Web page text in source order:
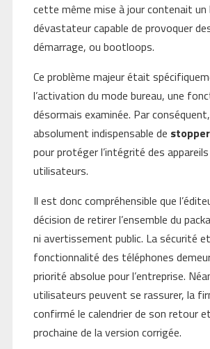
cette même mise à jour contenait un
dévastateur capable de provoquer
démarrage, ou bootloops.
Ce problème majeur était
l’activation du mode bureau, une
désormais examinée. Par
absolument indispensable de
pour protéger l’intégrité des
utilisateurs.
Il est donc compréhensible que
décision de retirer l’ensemble du
ni avertissement public. La sécurité
fonctionnalité des téléphones
priorité absolue pour l’entreprise.
utilisateurs peuvent se rassurer, la
confirmé le calendrier de son retour
prochaine de la version corrigée.